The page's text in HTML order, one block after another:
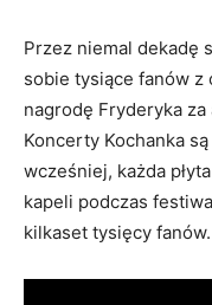
Przez niemal dekadę
sobie tysiące fanów z
nagrodę Fryderyka za
Koncerty Kochanka
wcześniej, każda
kapeli podczas
kilkaset tysięcy fanów.